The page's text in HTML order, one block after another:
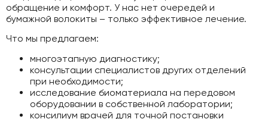
обращение и комфорт. У нас нет очередей и
бумажной волокиты – только эффективное лечение.
Что мы предлагаем:
многоэтапную диагностику;
консультации специалистов других отделений
при необходимости;
исследование биоматериала на передовом
оборудовании в собственной лаборатории;
консилиум врачей для точной постановки